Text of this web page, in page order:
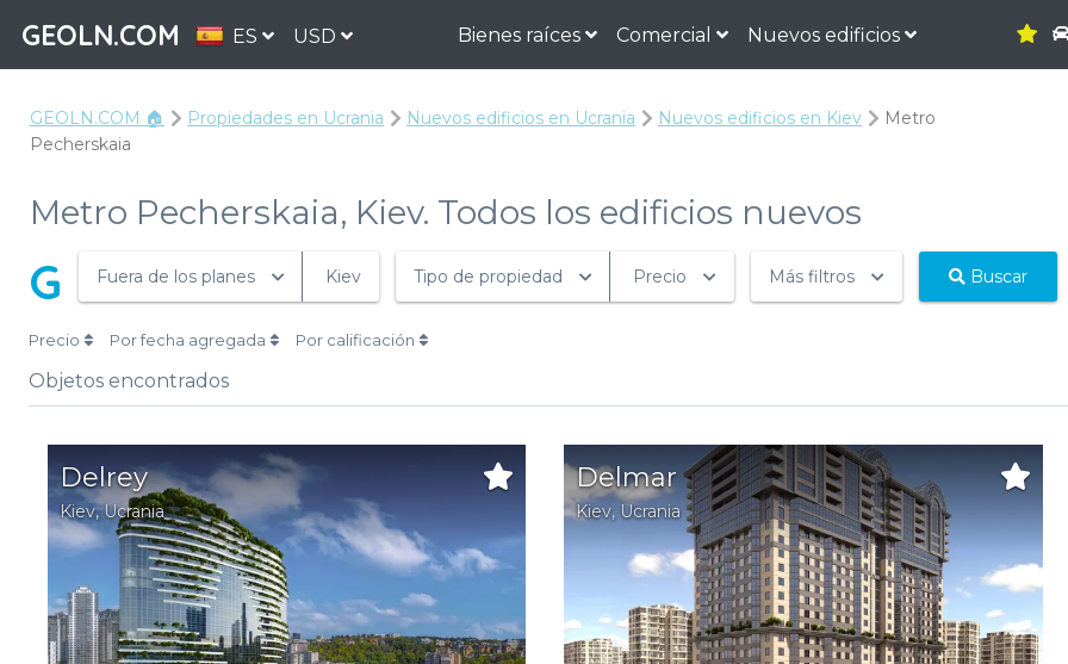
GEOLN.COM ES USD Bienes raíces Comercial Nuevos edificios
GEOLN.COM 🏠 Propiedades en Ucrania Nuevos edificios en Ucrania Nuevos edificios en Kiev
Metro
Pecherskaia
Metro Pecherskaia, Kiev. Todos los edificios nuevos
G Fuera de los planes Kiev Tipo de propiedad Precio Más filtros Buscar
Precio Por fecha agregada Por calificación
Objetos encontrados
Delrey
Kiev,Ucrania
Delmar
Kiev, Ucrania